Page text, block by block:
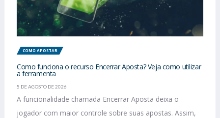
COMO APOSTAR
Como funciona o recurso Encerrar Aposta? Veja como utilizar
a ferramenta
5 DE AGOSTO DE 2026
A funcionalidade chamada Encerrar Aposta deixa o
jogador com maior controle sobre suas apostas. Assim,